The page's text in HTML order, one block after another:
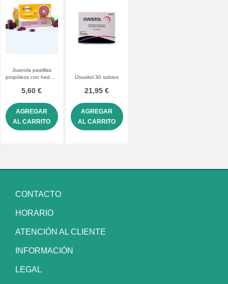
Juanola pastillas
propóleos con hedera
del bosque.
5,60 €
AGREGAR
AL CARRITO
Ovusitol 30 sobres
21,95 €
AGREGAR
AL CARRITO
CONTACTO
HORARIO
ATENCIÓN AL CLIENTE
INFORMACIÓN
LEGAL